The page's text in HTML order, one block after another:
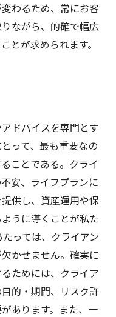
わるため、常にお客
ながら、的確で幅広
とが求められます。
ドバイスを専門とす
って、最も重要なの
ことである。クライ
安、ライフプランに
供し、資産運用や保
うに導くことが私た
っては、クライアン
かせません。確実に
ためには、クライア
的・期間、リスク許
あります。また、一